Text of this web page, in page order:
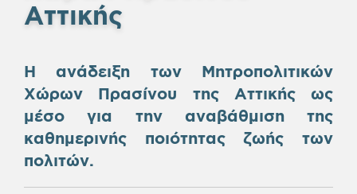
Αττικής
Η ανάδειξη των Μητροπολιτικών
Χώρων Πρασίνου της Αττικής ως
μέσο για την αναβάθμιση της
καθημερινής ποιότητας ζωής των
πολιτών.